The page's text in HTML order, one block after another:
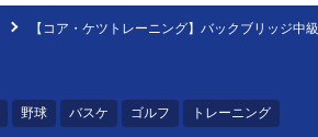
【コア・ケツトレーニング】バックブリッジ中
野球 バスケ ゴルフ トレーニング